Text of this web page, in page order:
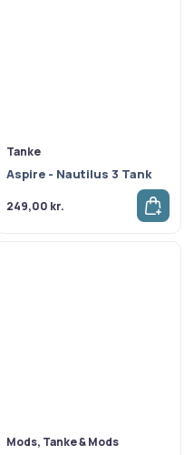
Tanke
Aspire - Nautilus 3 Tank
249,00 kr.
Mods, Tanke & Mods